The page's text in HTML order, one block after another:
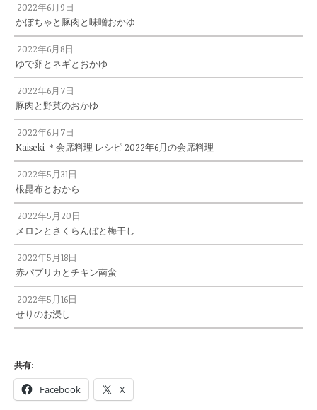
2022年6月9日
かぼちゃと豚肉と味噌おかゆ
2022年6月8日
ゆで卵とネギとおかゆ
2022年6月7日
豚肉と野菜のおかゆ
2022年6月7日
Kaiseki ＊会席料理 レシピ 2022年6月の会席料理
2022年5月31日
根昆布とおから
2022年5月20日
メロンとさくらんぼと梅干し
2022年5月18日
赤パプリカとチキン南蛮
2022年5月16日
せりのお浸し
共有:
Facebook X